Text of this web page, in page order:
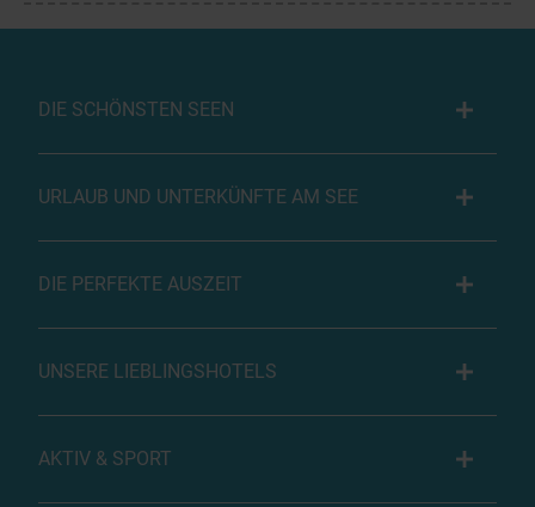
DIE SCHÖNSTEN SEEN
URLAUB UND UNTERKÜNFTE AM SEE
DIE PERFEKTE AUSZEIT
UNSERE LIEBLINGSHOTELS
AKTIV & SPORT